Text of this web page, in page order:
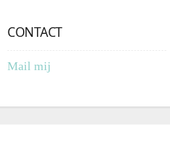
CONTACT
Mail mij